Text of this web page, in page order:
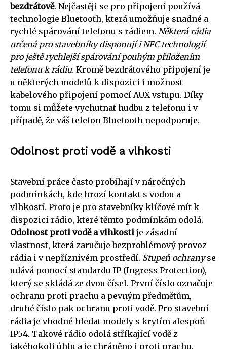
bezdrátově. Nejčastěji se pro připojení používá
technologie Bluetooth, která umožňuje snadné a
rychlé spárování telefonu s rádiem. Některá rádia
určená pro stavebníky disponují i NFC technologií
pro ještě rychlejší spárování pouhým přiložením
telefonu k rádiu. Kromě bezdrátového připojení je
u některých modelů k dispozici i možnost
kabelového připojení pomocí AUX vstupu. Díky
tomu si můžete vychutnat hudbu z telefonu i v
případě, že váš telefon Bluetooth nepodporuje.
Odolnost proti vodě a vlhkosti
Stavební práce často probíhají v náročných
podmínkách, kde hrozí kontakt s vodou a
vlhkostí. Proto je pro stavebníky klíčové mít k
dispozici rádio, které těmto podmínkám odolá.
Odolnost proti vodě a vlhkosti je zásadní
vlastnost, která zaručuje bezproblémový provoz
rádia i v nepříznivém prostředí. Stupeň ochranyse
udává pomocí standardu IP (Ingress Protection),
který se skládá ze dvou čísel. První číslo označuje
ochranu proti prachu a pevným předmětům,
druhé číslo pak ochranu proti vodě. Pro stavební
rádia je vhodné hledat modely s krytím alespoň
IP54. Takové rádio odolá stříkající vodě z
jakéhokoli úhlu a je chráněno i proti prachu.